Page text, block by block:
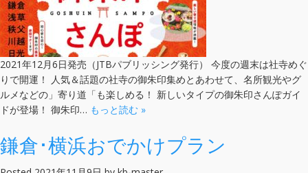
2021年12月6日発売（JTBパブリッシング発行） 今度の週末は社寺めぐ
りで開運！ 人気＆話題の社寺の御朱印集めとあわせて、名所観光やグ
ルメなどの」寄り道「も楽しめる！ 新しいタイプの御朱印さんぽガイ
ドが登場！ 御朱印… もっと読む »
鎌倉･横浜おでかけプラン